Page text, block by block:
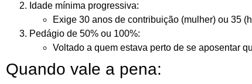
Idade mínima progressiva:
Exige 30 anos de contribuição (mulher) ou 35
Pedágio de 50% ou 100%:
Voltado a quem estava perto de se aposentar
Quando vale a pena: